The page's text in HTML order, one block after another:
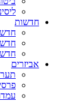
חדשות
אביזרים